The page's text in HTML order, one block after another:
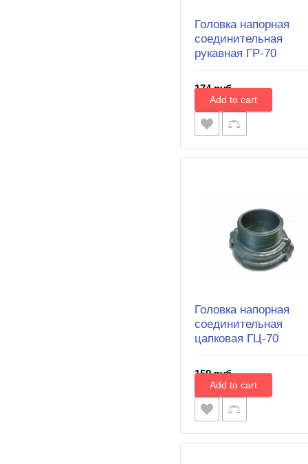
Головка напорная
соединительная
рукавная ГР-70
174 руб.
Головка напорная
соединительная
цапковая ГЦ-70
159 руб.